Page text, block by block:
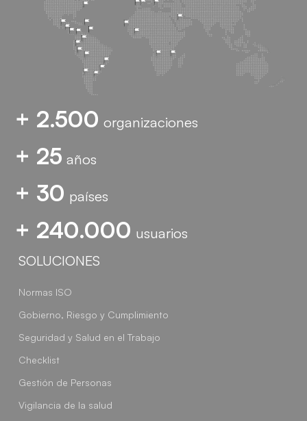
+ 2.500 organizaciones
+ 25 años
+ 30 países
+ 240.000 usuarios
SOLUCIONES
Normas ISO
Gobierno, Riesgo y Cumplimiento
Seguridad y Salud en el Trabajo
Checklist
Gestión de Personas
Vigilancia de la salud